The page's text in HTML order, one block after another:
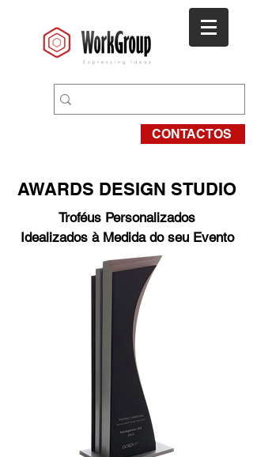
CONTACTOS
AWARDS DESIGN STUDIO
Troféus Personalizados
Idealizados à Medida do seu Evento